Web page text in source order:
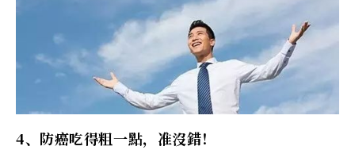
4、防癌吃得粗一點，准沒錯！